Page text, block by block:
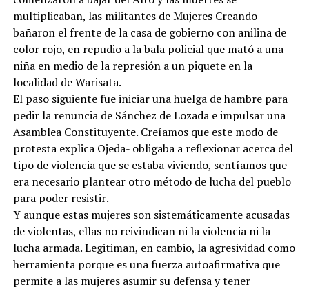
multiplicaban, las militantes de Mujeres Creando
bañaron el frente de la casa de gobierno con anilina de
color rojo, en repudio a la bala policial que mató a una
niña en medio de la represión a un piquete en la
localidad de Warisata.
El paso siguiente fue iniciar una huelga de hambre para
pedir la renuncia de Sánchez de Lozada e impulsar una
Asamblea Constituyente. Creíamos que este modo de
protesta explica Ojeda- obligaba a reflexionar acerca del
tipo de violencia que se estaba viviendo, sentíamos que
era necesario plantear otro método de lucha del pueblo
para poder resistir.
Y aunque estas mujeres son sistemáticamente acusadas
de violentas, ellas no reivindican ni la violencia ni la
lucha armada. Legitiman, en cambio, la agresividad como
herramienta porque es una fuerza autoafirmativa que
permite a las mujeres asumir su defensa y tener